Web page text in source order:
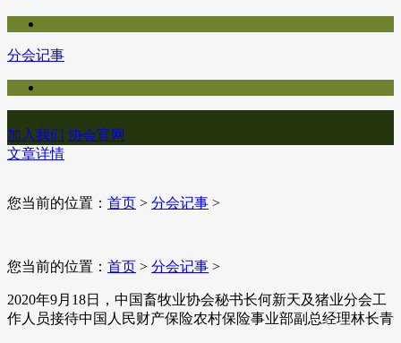
分会记事
加入我们 协会官网
文章详情
您当前的位置： 首页 > 分会记事 >
您当前的位置： 首页 > 分会记事 >
​2020年9月18日，中国畜牧业协会秘书长何新天及猪业分会工
作人员接待中国人民财产保险农村保险事业部副总经理林长青